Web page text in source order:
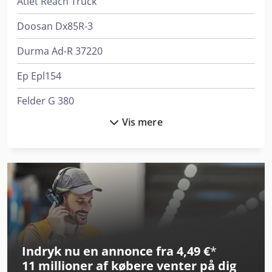
Doosan Dx85R-3
Durma Ad-R 37220
Ep Epl154
Felder G 380
Linde L 12
Linde Reach Truck
Linde Sideloader
Man L 2000
Vis mere
Indryk nu en annonce fra 4,49 €*
11 millioner af købere venter på dig